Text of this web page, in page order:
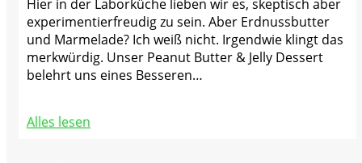
Hier in der Laborküche lieben wir es, skeptisch aber
experimentierfreudig zu sein. Aber Erdnussbutter
und Marmelade? Ich weiß nicht. Irgendwie klingt das
merkwürdig. Unser Peanut Butter & Jelly Dessert
belehrt uns eines Besseren…
Alles lesen